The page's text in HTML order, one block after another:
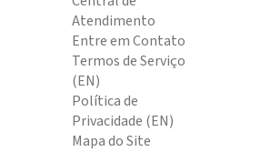
Atendimento
Entre em Contato
Termos de Serviço
(EN)
Política de
Privacidade (EN)
Mapa do Site